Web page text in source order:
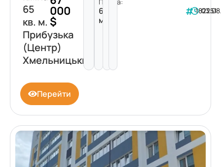
65
кв. м.
Прибузька
(Центр)
Хмельницький
000
$
65
м²
182251
Перейти